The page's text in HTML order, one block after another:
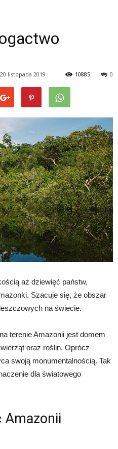
20 listopada 2019 0
10885
aż dziewięć państw,
Szacuje się, że obszar
na świecie.
terenie Amazonii jest domem
oraz roślin. Oprócz
swoją monumentalnością. Tak
dla światowego
Amazonii